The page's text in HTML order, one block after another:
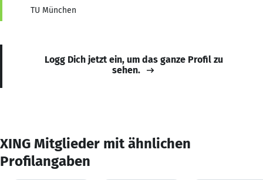
TU München
Logg Dich jetzt ein, um das ganze Profil zu
sehen.
XING Mitglieder mit ähnlichen
Profilangaben